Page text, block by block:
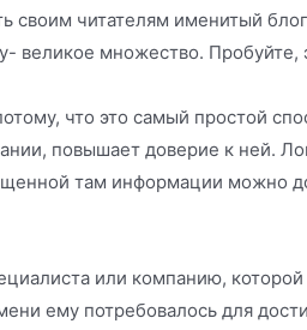
своим читателям именитый
великое множество.
что это самый простой
повышает доверие к ней.
там информации можно
или компанию,
ему потребовалось для